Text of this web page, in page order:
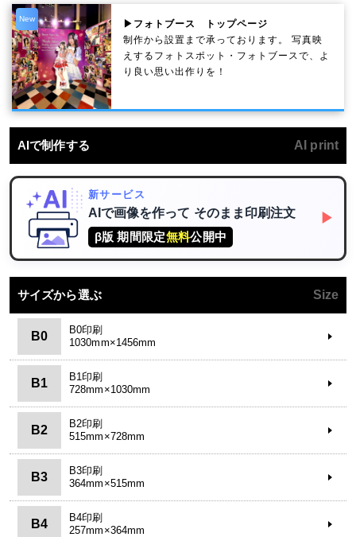
New
▶フォトブース トップページ
制作から設置まで承っております。 写真映
えするフォトスポット・フォトブースで、よ
り良い思い出作りを！
AIで制作する AI print
新サービス
AIで画像を作って そのまま印刷注文
β版 期間限定無料公開中
▶
サイズから選ぶ Size
B0
B0印刷
1030mm×1456mm
B1
B1印刷
728mm×1030mm
B2
B2印刷
515mm×728mm
B3
B3印刷
364mm×515mm
B4
B4印刷
257mm×364mm